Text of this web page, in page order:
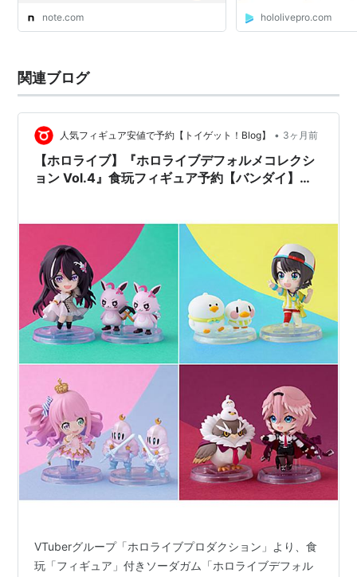
note.com hololivepro.com
関連ブログ
人気フィギュア安値で予約【トイゲット！Blog】 • 3ヶ月前
【ホロライブ】『ホロライブデフォルメコレクシ
ョン Vol.4』食玩フィギュア予約【バンダイ】よ
VTuberグループ「ホロライブプロダクション」より、食
玩「フィギュア」付きソーダガム「ホロライブデフォル